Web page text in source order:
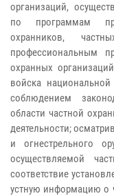
организаций,
по программам
охранников,
профессиональным
охранных
войска
соблюдением
области частной
деятельности;
и огнестрельного
осуществляемой
соответствие
устную информацию о